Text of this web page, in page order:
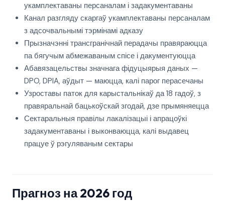
укамплектаваны персаналам і задакументаваны
Канал разгляду скаргаў укамплектаваны персаналам
з адсочвальнымі тэрмінамі адказу
Прызначэнні трансгранічнай перадачы правяраюцца
па бягучым абмежаваным спісе і дакументуюцца
Абавязацельствы значнага фідуцыярыя даных —
DPO, DPIA, аўдыт — маюцца, калі парог перасечаны
Узроставы паток для карыстальнікаў да 18 гадоў, з
правяральнай бацькоўскай згодай, дзе прымяняецца
Сектаральныя правілы лакалізацыі і апрацоўкі
задакументаваны і выконваюцца, калі выдавец
працуе ў рэгуляваным сектары
Прагноз на 2026 год